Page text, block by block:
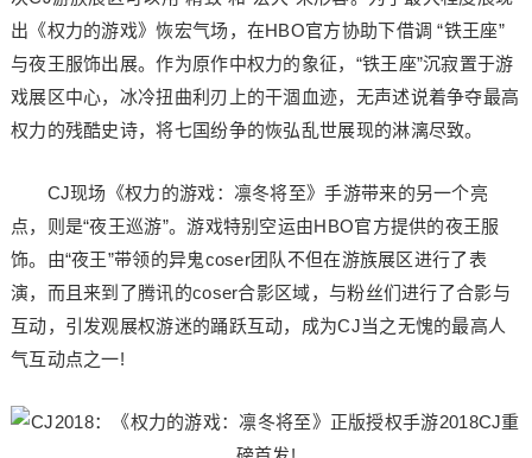
出《权力的游戏》恢宏气场，在HBO官方协助下借调 “铁王座”
与夜王服饰出展。作为原作中权力的象征，“铁王座”沉寂置于游
戏展区中心，冰冷扭曲利刃上的干涸血迹，无声述说着争夺最高
权力的残酷史诗，将七国纷争的恢弘乱世展现的淋漓尽致。
CJ现场《权力的游戏：凛冬将至》手游带来的另一个亮
点，则是“夜王巡游”。游戏特别空运由HBO官方提供的夜王服
饰。由“夜王”带领的异鬼coser团队不但在游族展区进行了表
演，而且来到了腾讯的coser合影区域，与粉丝们进行了合影与
互动，引发观展权游迷的踊跃互动，成为CJ当之无愧的最高人
气互动点之一!